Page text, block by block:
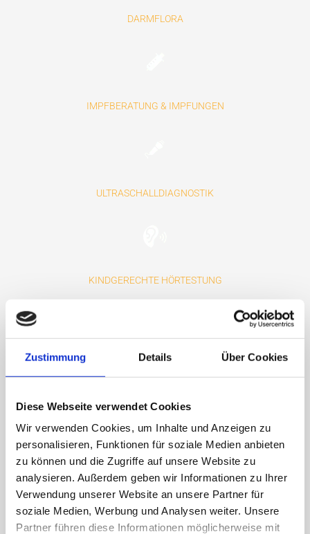
Zustimmung Details Über Cookies
Diese Webseite verwendet Cookies
Wir verwenden Cookies, um Inhalte und Anzeigen zu
personalisieren, Funktionen für soziale Medien anbieten
zu können und die Zugriffe auf unsere Website zu
analysieren. Außerdem geben wir Informationen zu Ihrer
Verwendung unserer Website an unsere Partner für
soziale Medien, Werbung und Analysen weiter. Unsere
Partner führen diese Informationen möglicherweise mit
DARMFLORA
IMPFBERATUNG & IMPFUNGEN
ULTRASCHALLDIAGNOSTIK
KINDGERECHTE HÖRTESTUNG
STARKE KIDS